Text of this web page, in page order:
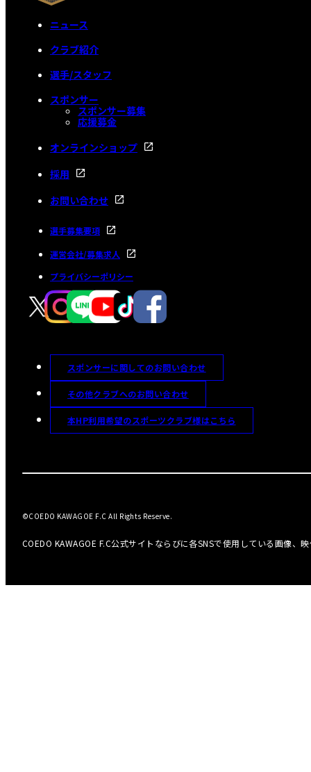
ニュース
クラブ紹介
選手/スタッフ
スポンサー
スポンサー募集
応援募金
オンラインショップ
採用
お問い合わせ
選手募集要項
運営会社/募集求人
プライバシーポリシー
スポンサーに関してのお問い合わせ
その他クラブへのお問い合わせ
本HP利用希望のスポーツクラブ様はこちら
COEDO KAWAGOE F.C公式サイトならびに各SNSで使用している画像、
©COEDO KAWAGOE F.C All Rights Reserve.